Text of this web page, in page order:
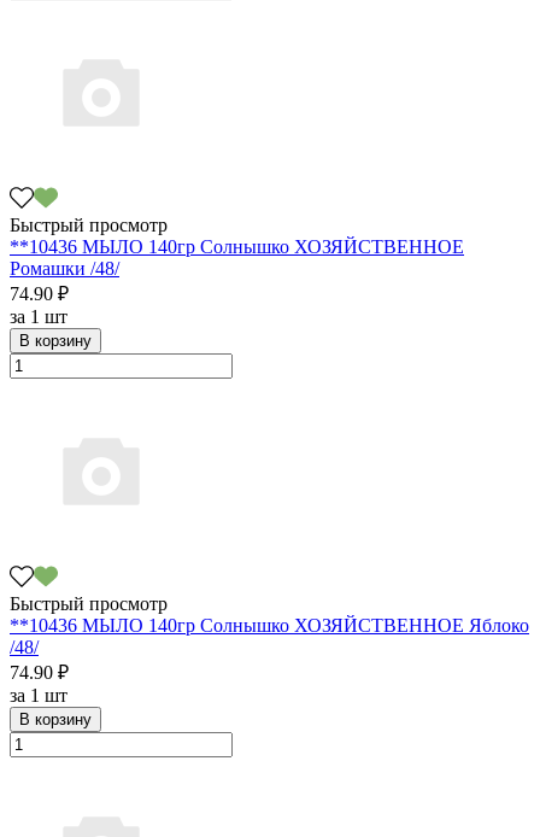
Быстрый просмотр
**10436 МЫЛО 140гр Солнышко ХОЗЯЙСТВЕННОЕ
Ромашки /48/
74.90 ₽
за 1 шт
В корзину
Быстрый просмотр
**10436 МЫЛО 140гр Солнышко ХОЗЯЙСТВЕННОЕ Яблоко
/48/
74.90 ₽
за 1 шт
В корзину